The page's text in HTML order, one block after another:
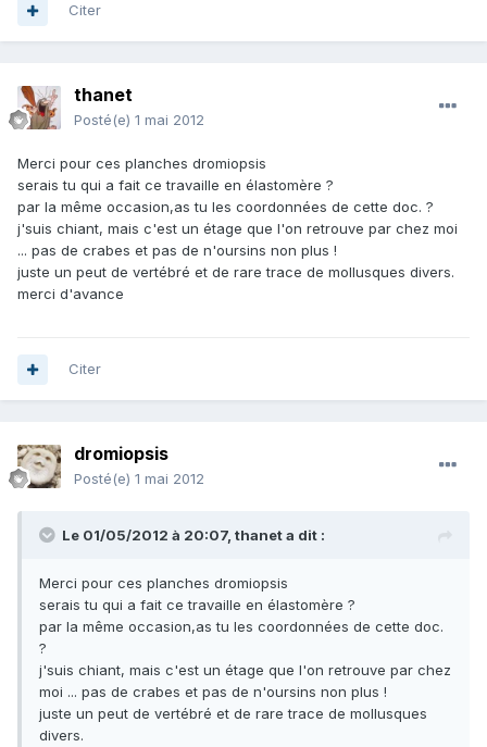
Citer
thanet
Posté(e) 1 mai 2012
Merci pour ces planches dromiopsis
serais tu qui a fait ce travaille en élastomère ?
par la même occasion,as tu les coordonnées de cette doc. ?
j'suis chiant, mais c'est un étage que l'on retrouve par chez moi
... pas de crabes et pas de n'oursins non plus !
juste un peut de vertébré et de rare trace de mollusques divers.
merci d'avance
Citer
dromiopsis
Posté(e) 1 mai 2012
Le 01/05/2012 à 20:07, thanet a dit :
Merci pour ces planches dromiopsis
serais tu qui a fait ce travaille en élastomère ?
par la même occasion,as tu les coordonnées de cette doc.
?
j'suis chiant, mais c'est un étage que l'on retrouve par chez
moi ... pas de crabes et pas de n'oursins non plus !
juste un peut de vertébré et de rare trace de mollusques
divers.